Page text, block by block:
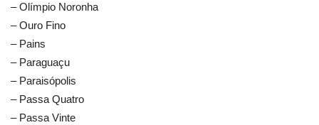
– Olímpio Noronha
– Ouro Fino
– Pains
– Paraguaçu
– Paraisópolis
– Passa Quatro
– Passa Vinte